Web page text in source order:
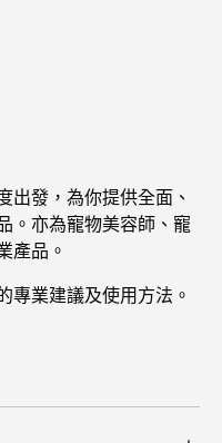
出發，為你提供全面、
。亦為寵物美容師、寵
產品。
專業建議及使用方法。